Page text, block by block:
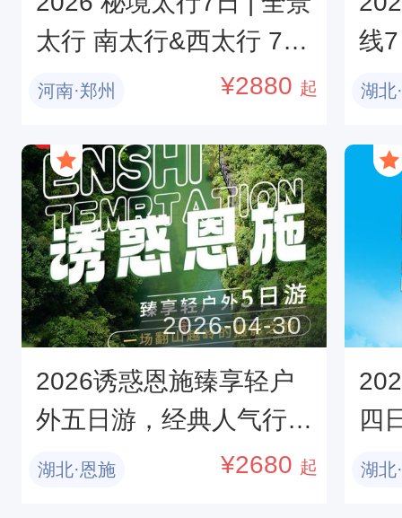
太行 南太行&西太行 7日
行程
河南·郑州 ¥2880 起
线
溪
王
湖北
2026诱惑恩施臻享轻户
外五日游，经典人气行
程，全面覆盖恩施网红景
2026-04-30
湖北·恩施 ¥2680 起
四
典
湖北